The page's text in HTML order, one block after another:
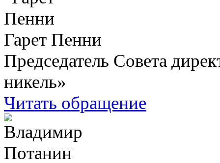
Гарет Пенни
Председатель Совета
никель»
Читать обращение